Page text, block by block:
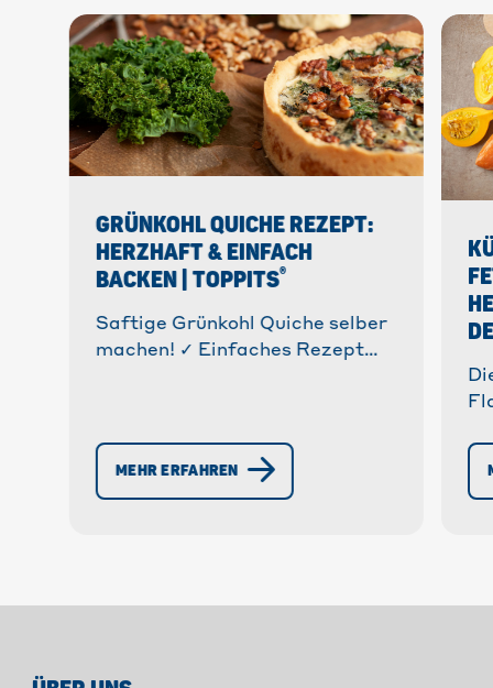
GRÜNKOHL QUICHE REZEPT:
HERZHAFT & EINFACH
BACKEN | TOPPITS®
Saftige Grünkohl Quiche selber
machen! ✓ Einfaches Rezept
MEHR ERFAHREN